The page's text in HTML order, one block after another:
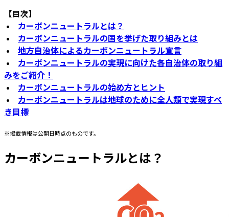
【目次】
• カーボンニュートラルとは？
• カーボンニュートラルの国を挙げた取り組みとは
• 地方自治体によるカーボンニュートラル宣言
• カーボンニュートラルの実現に向けた各自治体の取り組
みをご紹介！
• カーボンニュートラルの始め方とヒント
• カーボンニュートラルは地球のために全人類で実現すべ
き目標
※掲載情報は公開日時点のものです。
カーボンニュートラルとは？